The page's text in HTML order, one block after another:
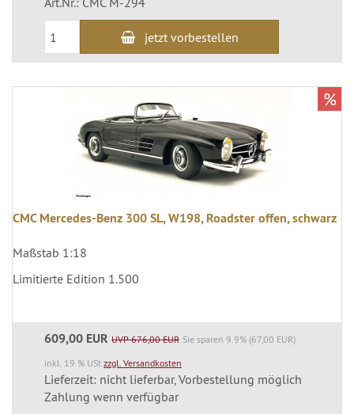
jetzt vorbestellen
CMC Mercedes-Benz 300 SL, W198, Roadster offen, schwarz
Maßstab 1:18
Limitierte Edition 1.500
609,00 EUR UVP 676,00 EUR Sie sparen 9.9% (67,00 EUR)
inkl. 19 % USt zzgl. Versandkosten
Lieferzeit: nicht lieferbar, Vorbestellung möglich
Zahlung wenn verfügbar
%